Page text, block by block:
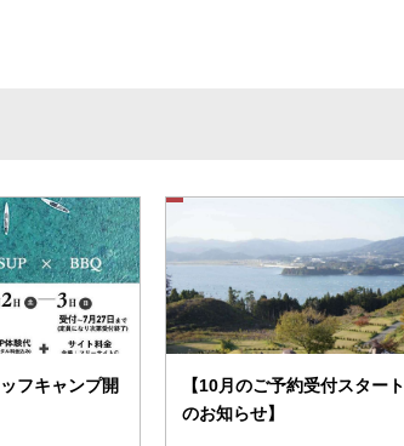
フキャンプ開
【10月のご予約受付スタート
のお知らせ】